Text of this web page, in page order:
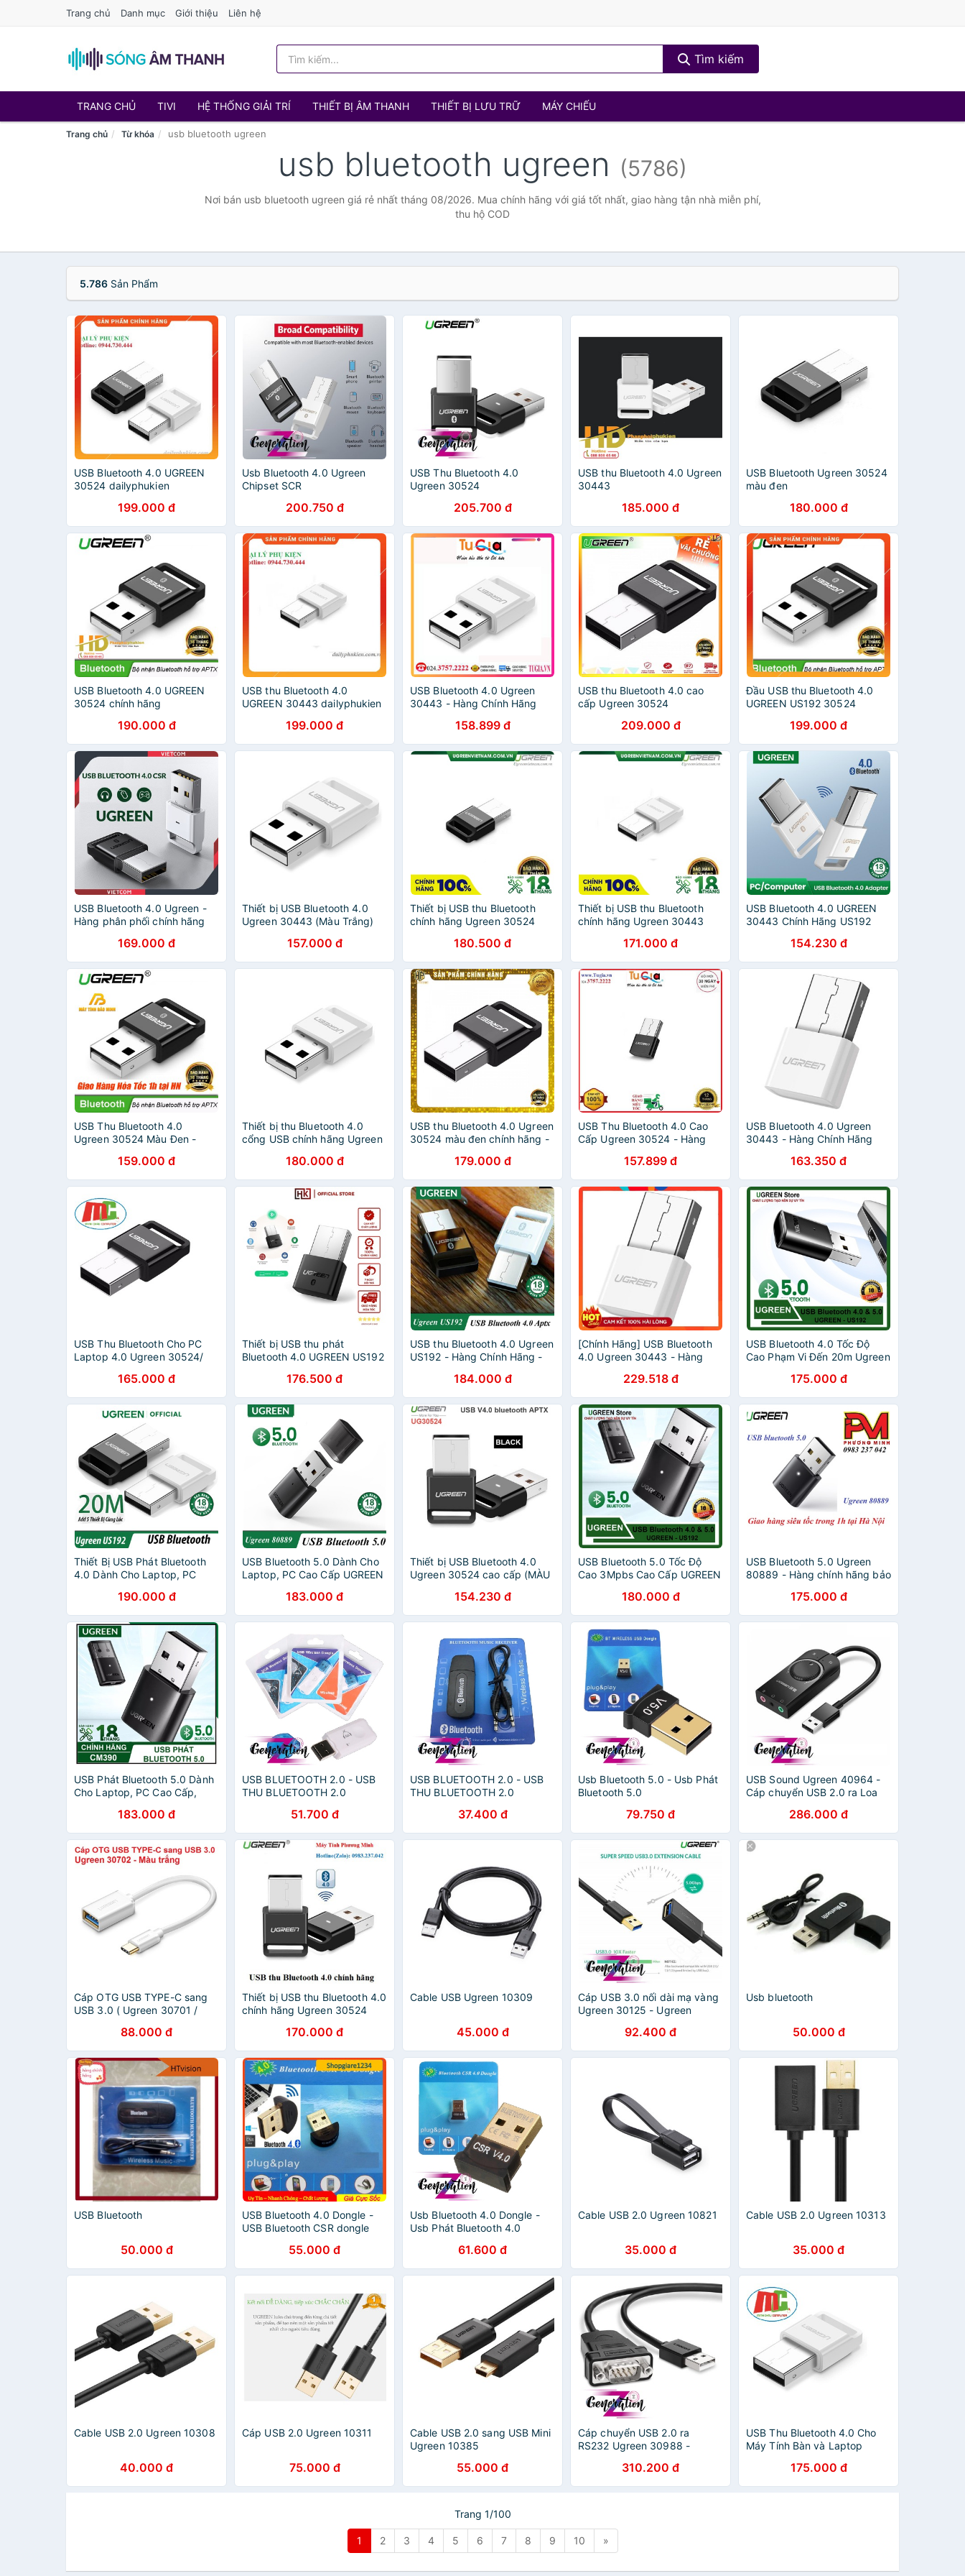
Trang chủ Danh mục Giới thiệu Liên hệ
Tìm kiếm
TRANG CHỦ TIVI HỆ THỐNG GIẢI TRÍ THIẾT BỊ ÂM THANH THIẾT BỊ LƯU TRỮ MÁY CHIẾU
Trang chủ Từ khóa usb bluetooth ugreen
usb bluetooth ugreen (5786)
Nơi bán usb bluetooth ugreen giá rẻ nhất tháng 08/2026. Mua chính hãng với giá tốt nhất, giao hàng tận nhà miễn phí,
thu hộ COD
5.786 Sản Phẩm
USB Bluetooth 4.0 UGREEN
30524 dailyphukien
199.000 đ
Usb Bluetooth 4.0 Ugreen
Chipset SCR
200.750 đ
USB Thu Bluetooth 4.0
Ugreen 30524
205.700 đ
USB thu Bluetooth 4.0 Ugreen
30443
185.000 đ
USB Bluetooth Ugreen 30524
màu đen
180.000 đ
USB Bluetooth 4.0 UGREEN
30524 chính hãng
190.000 đ
USB thu Bluetooth 4.0
UGREEN 30443 dailyphukien
199.000 đ
USB Bluetooth 4.0 Ugreen
30443 - Hàng Chính Hãng
158.899 đ
USB thu Bluetooth 4.0 cao
cấp Ugreen 30524
209.000 đ
Đầu USB thu Bluetooth 4.0
UGREEN US192 30524
199.000 đ
USB Bluetooth 4.0 Ugreen -
Hàng phân phối chính hãng
169.000 đ
Thiết bị USB Bluetooth 4.0
Ugreen 30443 (Màu Trắng)
157.000 đ
Thiết bị USB thu Bluetooth
chính hãng Ugreen 30524
180.500 đ
Thiết bị USB thu Bluetooth
chính hãng Ugreen 30443
171.000 đ
USB Bluetooth 4.0 UGREEN
30443 Chính Hãng US192
154.230 đ
USB Thu Bluetooth 4.0
Ugreen 30524 Màu Đen -
159.000 đ
Thiết bị thu Bluetooth 4.0
cổng USB chính hãng Ugreen
180.000 đ
USB thu Bluetooth 4.0 Ugreen
30524 màu đen chính hãng -
179.000 đ
USB Thu Bluetooth 4.0 Cao
Cấp Ugreen 30524 - Hàng
157.899 đ
USB Bluetooth 4.0 Ugreen
30443 - Hàng Chính Hãng
163.350 đ
USB Thu Bluetooth Cho PC
Laptop 4.0 Ugreen 30524/
Chính Hãng BH 18 Tháng
165.000 đ
Thiết bị USB thu phát
Bluetooth 4.0 UGREEN US192
176.500 đ
USB thu Bluetooth 4.0 Ugreen
US192 - Hàng Chính Hãng -
184.000 đ
[Chính Hãng] USB Bluetooth
4.0 Ugreen 30443 - Hàng
229.518 đ
USB Bluetooth 4.0 Tốc Độ
Cao Phạm Vi Đến 20m Ugreen
175.000 đ
Thiết Bị USB Phát Bluetooth
4.0 Dành Cho Laptop, PC
190.000 đ
USB Bluetooth 5.0 Dành Cho
Laptop, PC Cao Cấp UGREEN
183.000 đ
Thiết bị USB Bluetooth 4.0
Ugreen 30524 cao cấp (MÀU
154.230 đ
USB Bluetooth 5.0 Tốc Độ
Cao 3Mpbs Cao Cấp UGREEN
180.000 đ
USB Bluetooth 5.0 Ugreen
80889 - Hàng chính hãng bảo
175.000 đ
USB Phát Bluetooth 5.0 Dành
Cho Laptop, PC Cao Cấp,
183.000 đ
USB BLUETOOTH 2.0 - USB
THU BLUETOOTH 2.0
51.700 đ
USB BLUETOOTH 2.0 - USB
THU BLUETOOTH 2.0
37.400 đ
Usb Bluetooth 5.0 - Usb Phát
Bluetooth 5.0
79.750 đ
USB Sound Ugreen 40964 -
Cáp chuyển USB 2.0 ra Loa
286.000 đ
Cáp OTG USB TYPE-C sang
USB 3.0 ( Ugreen 30701 /
88.000 đ
Thiết bị USB thu Bluetooth 4.0
chính hãng Ugreen 30524
170.000 đ
Cable USB Ugreen 10309
45.000 đ
Cáp USB 3.0 nối dài mạ vàng
Ugreen 30125 - Ugreen
Ugreen 3012792.400 đ
Usb bluetooth
50.000 đ
USB Bluetooth
50.000 đ
USB Bluetooth 4.0 Dongle -
USB Bluetooth CSR dongle
55.000 đ
Usb Bluetooth 4.0 Dongle -
Usb Phát Bluetooth 4.0
61.600 đ
Cable USB 2.0 Ugreen 10821
35.000 đ
Cable USB 2.0 Ugreen 10313
35.000 đ
Cable USB 2.0 Ugreen 10308
40.000 đ
Cáp USB 2.0 Ugreen 10311
75.000 đ
Cable USB 2.0 sang USB Mini
Ugreen 10385
55.000 đ
Cáp chuyển USB 2.0 ra
RS232 Ugreen 30988 -
310.200 đ
USB Thu Bluetooth 4.0 Cho
Máy Tính Bàn và Laptop
Hãng BH 18 Tháng
175.000 đ
Trang 1/100
1 2 3 4 5 6 7 8 9 10 »